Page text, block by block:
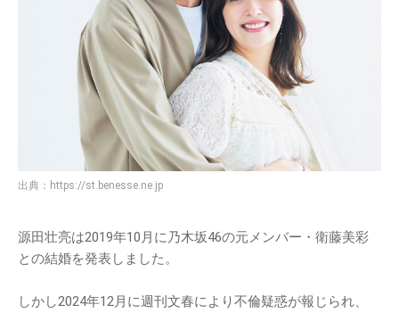
出典： https://st.benesse.ne.jp
源田壮亮は2019年10月に乃木坂46の元メンバー・衛藤美彩
との結婚を発表しました。
しかし2024年12月に週刊文春により不倫疑惑が報じられ、